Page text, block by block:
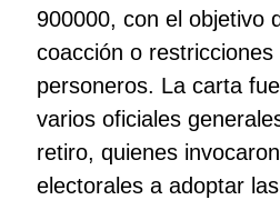
900000, con el objetivo
coacción o
personeros. La carta
varios oficiales
retiro, quienes
electorales a adoptar